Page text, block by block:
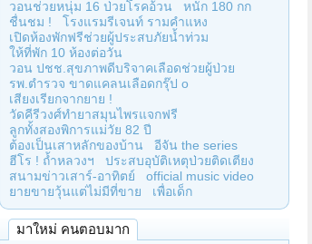
วอนช่วยหนุ่ม 16 ป่วยโรคอ้วน
หนัก 180 กก
ชื่นชม !
โรงแรมรีเจนท์ รามคำแหง
เปิดห้องพักฟรีช่วยผู้ประสบภัยน้ำท่วม
ให้ที่พัก 10 ห้องต่อวัน
วอน ปชช.สุขภาพดีบริจาคเลือดช่วยผู้ป่วย
รพ.ตำรวจ ขาดแคลนเลือดกรุ๊ป o
เสียงเรียกจากยาย !
วัดคีรีวงศ์ทำยาสมุนไพรแจกฟรี
ลูกทั้งสองพิการแม่วัย 82 ปี
ต้องเป็นเสาหลักของบ้าน
อีจัน the series
ฮีโร ! ถ้ำหลวงฯ
ประสบอุบัติเหตุป่วยติดเตียง
สนามข่าวเสาร์-อาทิตย์
official music video
ยายขายวุ้นแต่ไม่มีที่ขาย
เพื่อเด็ก
มาใหม่ คนตอบมาก